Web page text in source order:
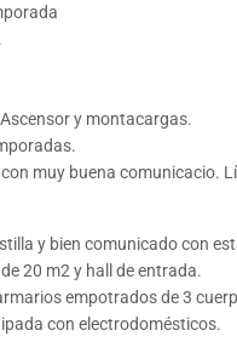
y montacargas.
muy buena comunicacio.
y bien comunicado con
20 m2 y hall de entrada.
empotrados de 3
con electrodomésticos.